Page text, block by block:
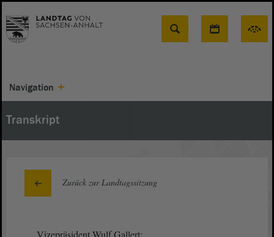
Suche
Navigation
Transkript
Zurück zur Landtagssitzung
Vizepräsident Wulf Gallert: